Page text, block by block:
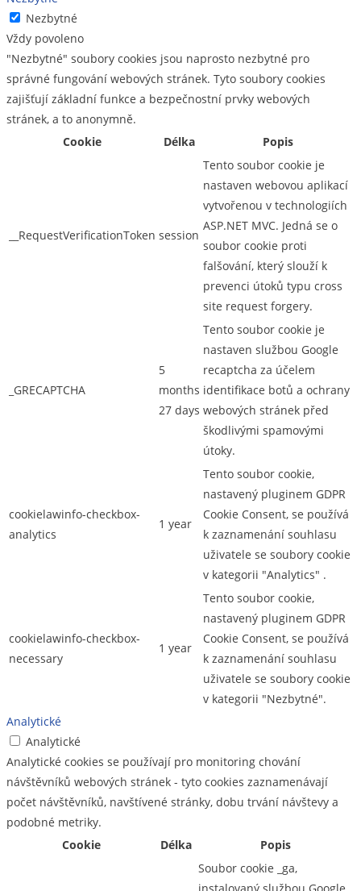
Nezbytné
Vždy povoleno
"Nezbytné" soubory cookies jsou naprosto nezbytné pro
správné fungování webových stránek. Tyto soubory cookies
zajišťují základní funkce a bezpečnostní prvky webových
stránek, a to anonymně.
Cookie
Délka Popis
__RequestVerificationToken session
Tento soubor cookie je
nastaven webovou aplikací
vytvořenou v technologiích
ASP.NET MVC. Jedná se o
soubor cookie proti
falšování, který slouží k
prevenci útoků typu cross
site request forgery.
_GRECAPTCHA
5
months
27 days
Tento soubor cookie je
nastaven službou Google
recaptcha za účelem
identifikace botů a ochrany
webových stránek před
škodlivými spamovými
útoky.
cookielawinfo-checkbox-
analytics
1 year
Tento soubor cookie,
nastavený pluginem GDPR
Cookie Consent, se používá
k zaznamenání souhlasu
uživatele se soubory cookie
v kategorii "Analytics" .
cookielawinfo-checkbox-
necessary
1 year
Tento soubor cookie,
nastavený pluginem GDPR
Cookie Consent, se používá
k zaznamenání souhlasu
uživatele se soubory cookie
v kategorii "Nezbytné".
Analytické
Analytické
Analytické cookies se používají pro monitoring chování
návštěvníků webových stránek - tyto cookies zaznamenávají
počet návštěvníků, navštívené stránky, dobu trvání návštevy a
podobné metriky.
Cookie
Délka
Popis
Soubor cookie _ga,